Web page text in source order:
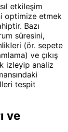
etkileşim
optimize etmek
Bazı
süresini,
(ör. sepete
ve çıkış
izleyip analiz
tespit
ve